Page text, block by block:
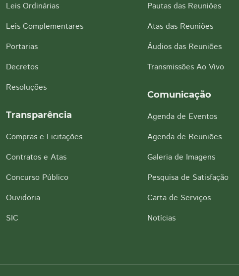
Leis Ordinárias
Leis Complementares
Portarias
Decretos
Resoluções
Transparência
Compras e Licitações
Contratos e Atas
Concurso Público
Ouvidoria
SIC
Pautas das Reuniões
Atas das Reuniões
Áudios das Reuniões
Transmissões Ao Vivo
Comunicação
Agenda de Eventos
Agenda de Reuniões
Galeria de Imagens
Pesquisa de Satisfação
Carta de Serviços
Notícias